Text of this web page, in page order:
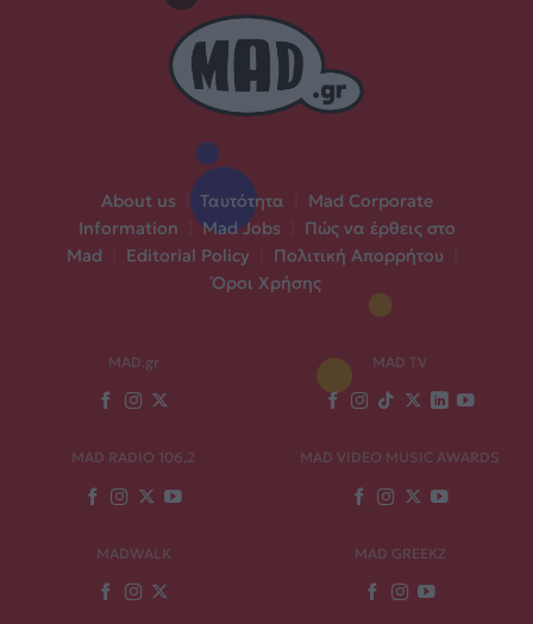
About us Ταυτότητα
Mad Corporate
Information
Mad Jobs
Πώς να έρθεις στο
Mad
Editorial Policy Πολιτική Απορρήτου
Όροι Χρήσης
MAD.gr MAD TV
MAD RADIO 106,2 MAD VIDEO MUSIC AWARDS
MADWALK MAD GREEKZ